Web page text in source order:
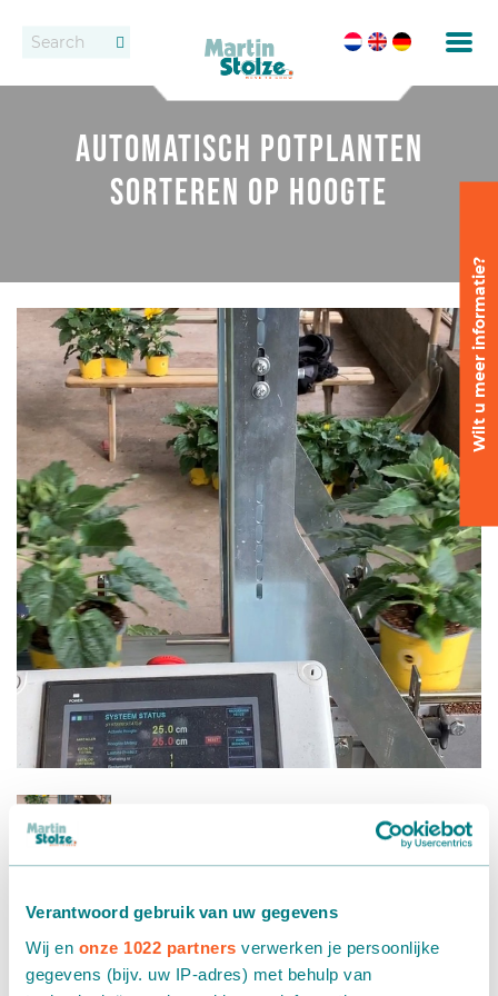
Verantwoord gebruik van uw gegevens
Wij en onze 1022 partners verwerken je persoonlijke
gegevens (bijv. uw IP-adres) met behulp van
Automatisch potplanten
sorteren op hoogte
Automatisch potplanten sorteren op
hoogte
Wilt u meer informatie?
Transportbanden
Rollenbanen
Uitzetten en wijderzetten
Afleveren
Afleversystemen
Dozen transport
Verpakken - Inpakken - Sorteren
Accessoires
Vacatures
Contact